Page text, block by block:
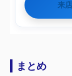
来
まとめ